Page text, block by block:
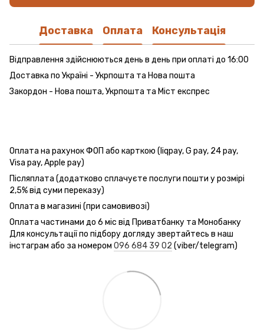
Доставка Оплата Консультація
Відправлення здійснюються день в день при оплаті до 16:00
Доставка по Україні - Укрпошта та Нова пошта
Закордон - Нова пошта, Укрпошта та Міст експрес
Оплата на рахунок ФОП або карткою (liqpay, G pay, 24 pay,
Visa pay, Apple pay)
Післяплата (додатково сплачуєте послуги пошти у розмірі
2,5% від суми переказу)
Оплата в магазині (при самовивозі)
Оплата частинами до 6 міс від Приватбанку та Монобанку
Для консультації по підбору догляду звертайтесь в наш
інстаграм або за номером 096 684 39 02 (viber/telegram)